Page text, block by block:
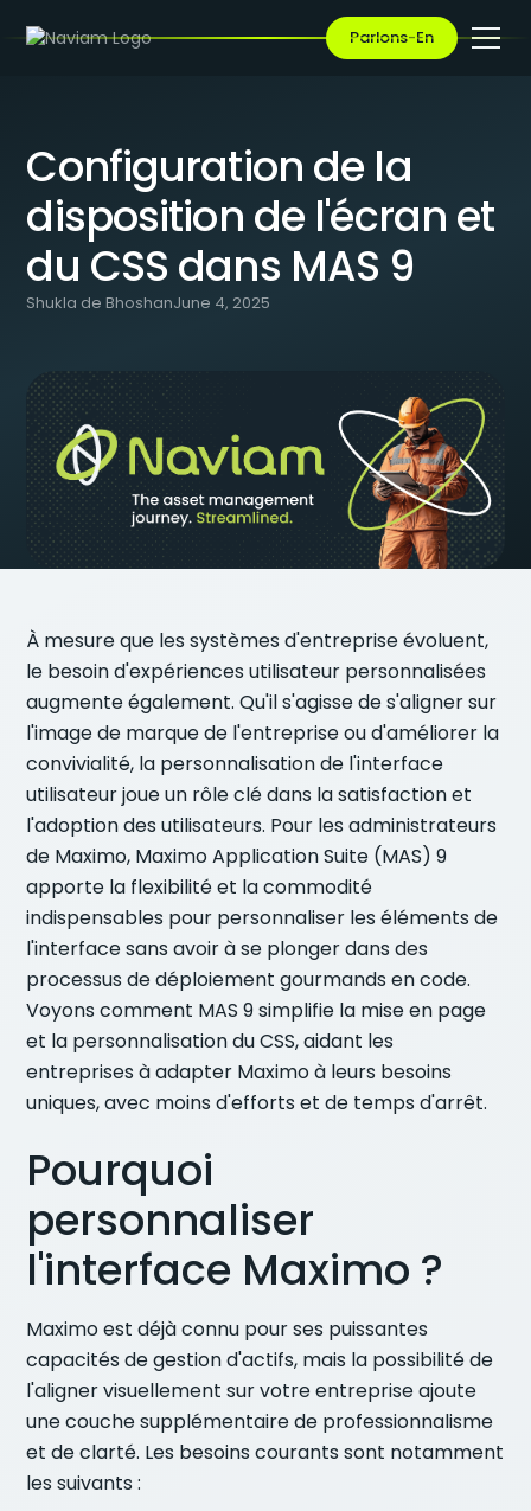
Parlons-En
BLOG / CONFIGURATION DE LA DISPOSITION DE L'ÉCRAN ET DU CSS
DANS MAS 9
Configuration de la
disposition de l'écran et
du CSS dans MAS 9
Shukla de BhoshanJune 4, 2025
À mesure que les systèmes d'entreprise évoluent,
le besoin d'expériences utilisateur personnalisées
augmente également. Qu'il s'agisse de s'aligner sur
l'image de marque de l'entreprise ou d'améliorer la
convivialité, la personnalisation de l'interface
utilisateur joue un rôle clé dans la satisfaction et
l'adoption des utilisateurs. Pour les administrateurs
de Maximo, Maximo Application Suite (MAS) 9
apporte la flexibilité et la commodité
indispensables pour personnaliser les éléments de
l'interface sans avoir à se plonger dans des
processus de déploiement gourmands en code.
Voyons comment MAS 9 simplifie la mise en page
et la personnalisation du CSS, aidant les
entreprises à adapter Maximo à leurs besoins
uniques, avec moins d'efforts et de temps d'arrêt.
Pourquoi
personnaliser
l'interface Maximo ?
Maximo est déjà connu pour ses puissantes
capacités de gestion d'actifs, mais la possibilité de
l'aligner visuellement sur votre entreprise ajoute
une couche supplémentaire de professionnalisme
et de clarté. Les besoins courants sont notamment
les suivants :